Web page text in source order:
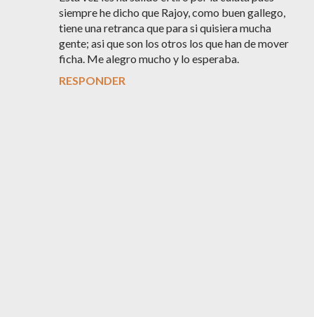
siempre he dicho que Rajoy, como buen gallego,
tiene una retranca que para si quisiera mucha
gente; asi que son los otros los que han de mover
ficha. Me alegro mucho y lo esperaba.
RESPONDER